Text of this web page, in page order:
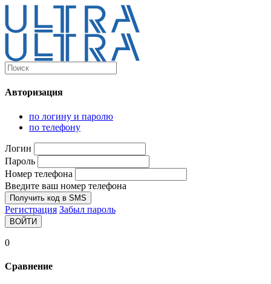
Каталог
Компьютеры и комплектующие
Персональные компьютеры
Моноблоки
Мониторы
Комплектующие
Авторизация
по логину и паролю
по телефону
Логин
Пароль
Номер телефона
Введите ваш номер телефона
Получить код в SMS
Регистрация Забыл пароль
ВОЙТИ
0
Сравнение